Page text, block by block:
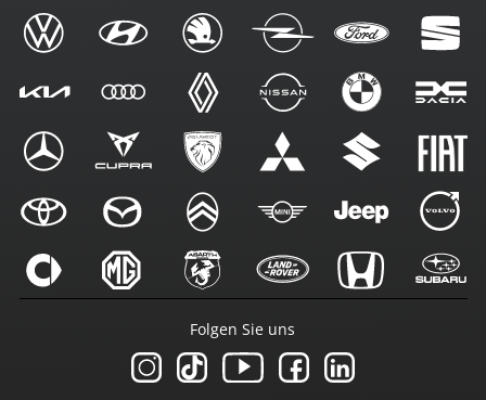
Folgen Sie uns